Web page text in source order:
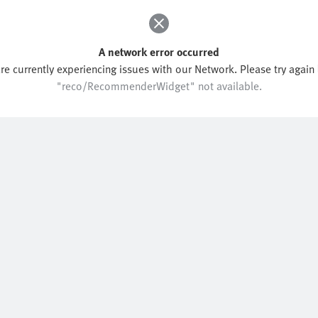
A network error occurred
currently experiencing issues with our Network. Please try again
"reco/RecommenderWidget" not available.